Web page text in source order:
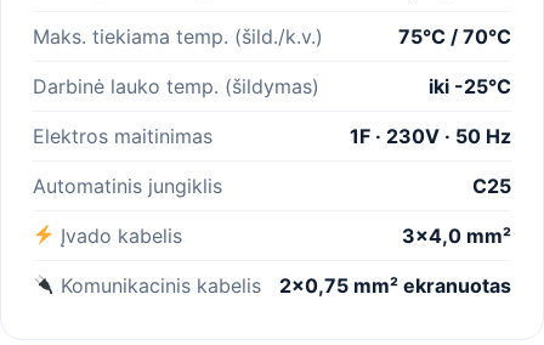
Maks. tiekiama temp. (šild./k.v.) 75°C / 70°C
Darbinė lauko temp. (šildymas) iki -25°C
Elektros maitinimas 1F · 230V · 50 Hz
Automatinis jungiklis C25
Įvado kabelis 3×4,0 mm²
Komunikacinis kabelis 2×0,75 mm² ekranuotas